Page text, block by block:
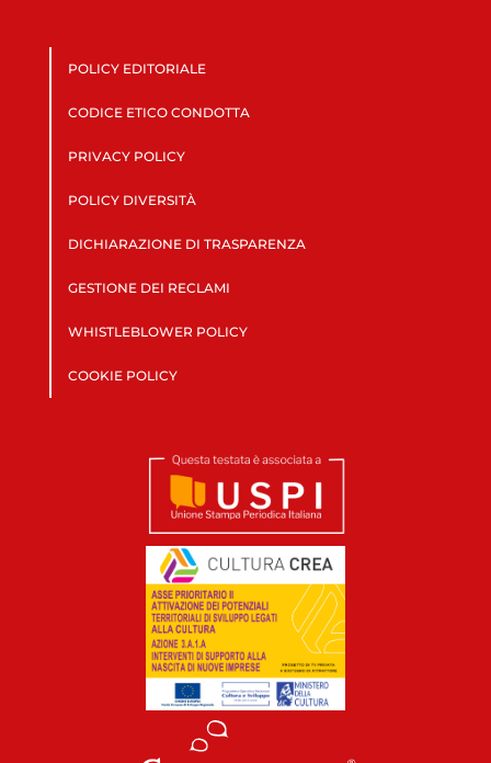
POLICY EDITORIALE
CODICE ETICO CONDOTTA
PRIVACY POLICY
POLICY DIVERSITÀ
DICHIARAZIONE DI TRASPARENZA
GESTIONE DEI RECLAMI
WHISTLEBLOWER POLICY
COOKIE POLICY